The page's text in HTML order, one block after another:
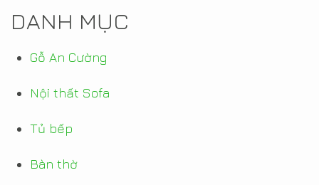
DANH MỤC
Gỗ An Cường
Nội thất Sofa
Tủ bếp
Bàn thờ